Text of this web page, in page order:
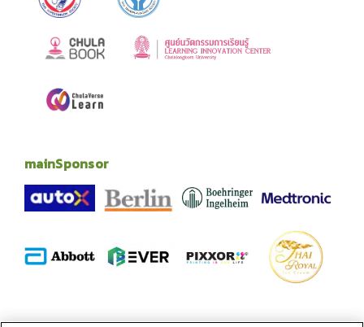
mainSponsor